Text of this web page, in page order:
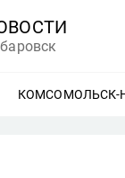
ЕЩЕ
КОМСОМОЛЬСК-